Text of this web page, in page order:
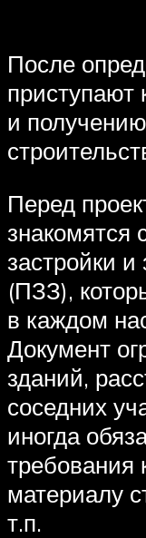
После
приступают
и
Перед
знакомятся
застройки
(ПЗЗ),
в каждом
Документ
зданий,
соседних
иногда
требования
материалу
т.п.